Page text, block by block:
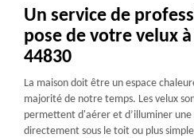
Un service de
pose de votre velux
44830
La maison doit être un espace
majorité de notre temps. Les velux
permettent d'aérer et d’illuminer
directement sous le toit ou plus